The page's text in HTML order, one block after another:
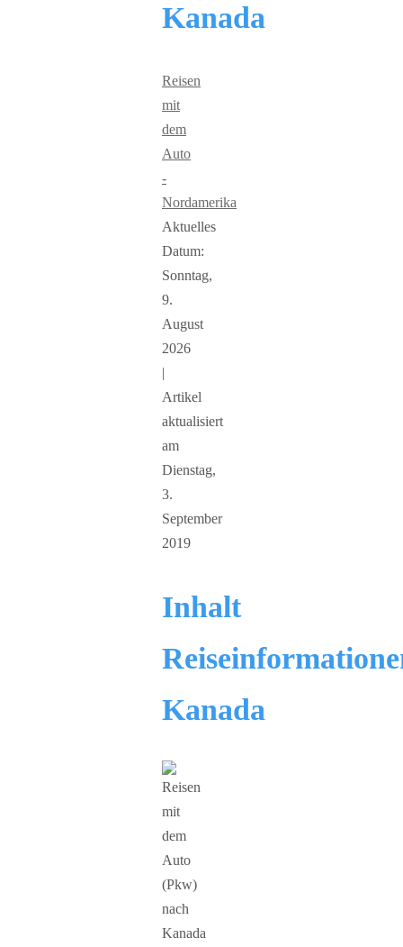
Kanada
Reisen
mit
dem
Auto
-
Nordamerika
Aktuelles
Datum:
Sonntag,
9.
August
2026
|
Artikel
aktualisiert
am
Dienstag,
3.
September
2019
Inhalt
Kanada